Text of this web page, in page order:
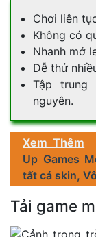
Chơi liên
Không có
Nhanh mở
Dễ thử
Tập
nguyên.
Xem Thêm
Up Games
tất cả skin,
Tải game